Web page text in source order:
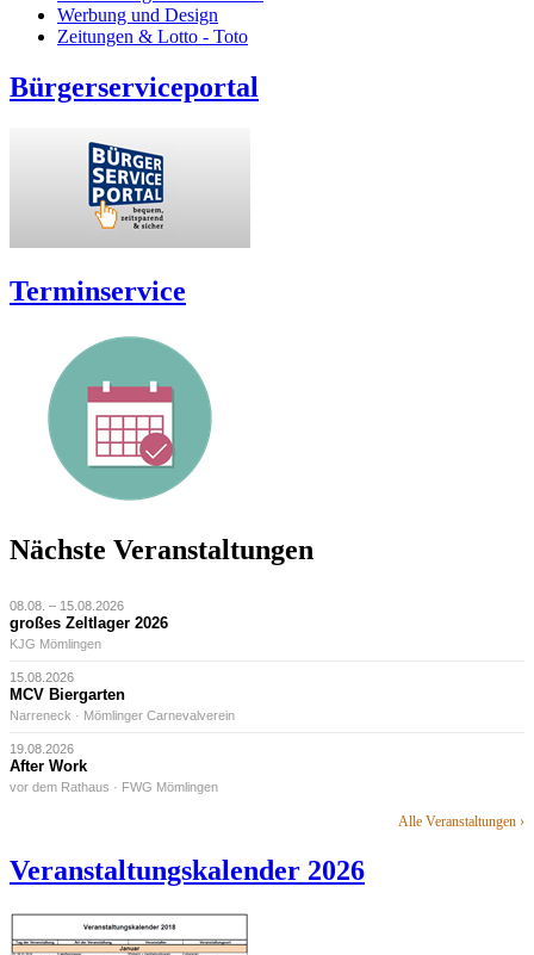
Werbung und Design
Zeitungen & Lotto - Toto
Bürgerserviceportal
Terminservice
Nächste Veranstaltungen
08.08. – 15.08.2026
großes Zeltlager 2026
KJG Mömlingen
15.08.2026
MCV Biergarten
Narreneck · Mömlinger Carnevalverein
19.08.2026
After Work
vor dem Rathaus · FWG Mömlingen
Alle Veranstaltungen ›
Veranstaltungskalender 2026